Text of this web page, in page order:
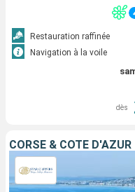
Restauration raffinée
Navigation à la voile
dès
CORSE & CÔTE D'AZUR